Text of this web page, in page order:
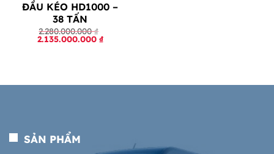
ĐẦU KÉO HD1000 –
38 TẤN
2.280.000.000₫
Original
2.135.000.000 ₫Current
price
SẢN PHẨM